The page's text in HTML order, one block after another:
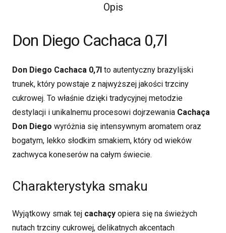
Opis
Don Diego Cachaca 0,7l
Don Diego Cachaca 0,7l to autentyczny brazylijski
trunek, który powstaje z najwyższej jakości trzciny
cukrowej. To właśnie dzięki tradycyjnej metodzie
destylacji i unikalnemu procesowi dojrzewania Cachaça
Don Diego wyróżnia się intensywnym aromatem oraz
bogatym, lekko słodkim smakiem, który od wieków
zachwyca koneserów na całym świecie.
Charakterystyka smaku
Wyjątkowy smak tej cachaçy opiera się na świeżych
nutach trzciny cukrowej, delikatnych akcentach